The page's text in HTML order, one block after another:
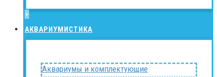
+
АКВАРИУМИСТИКА
Аквариумы и комплектующие